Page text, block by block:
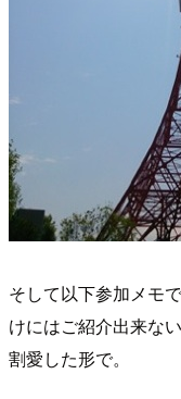
そして以下参加メモ
けにはご紹介出来な
割愛した形で。